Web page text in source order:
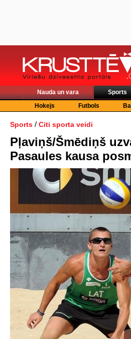
Nauda un vara Sports
Hokejs
Futbols
Sports / Citi sporta veidi
Pļaviņš/Šmēdiņš
Pasaules kausa